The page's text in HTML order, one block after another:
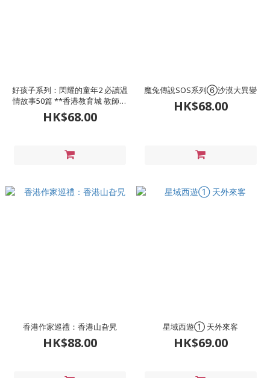
好孩子系列：閃耀的童年2 必讀温
情故事50篇 **香港教育城 教師推
薦好讀 得獎書籍
HK$68.00
魔兔傳說SOS系列⑥沙漠大異變
HK$68.00
香港作家巡禮：香港山旮旯
HK$88.00
星域西遊① 天外來客
HK$69.00